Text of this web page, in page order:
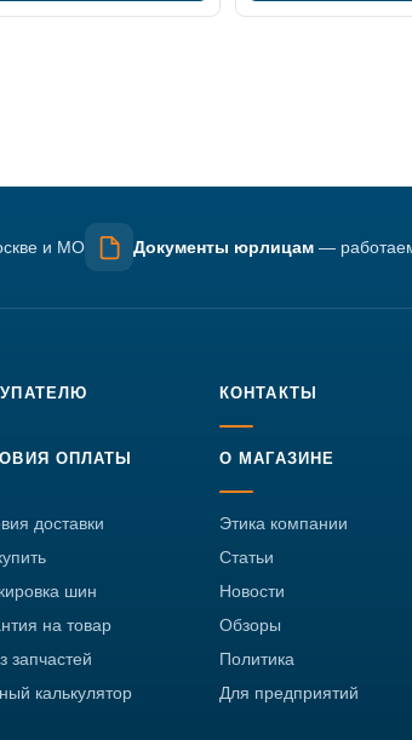
и МО Документы юрлицам —
ОПЛАТЫ
доставки
шин
на товар
запчастей
калькулятор
КОНТАКТЫ
О МАГАЗИНЕ
Этика компании
Статьи
Новости
Обзоры
Политика
Для предприятий